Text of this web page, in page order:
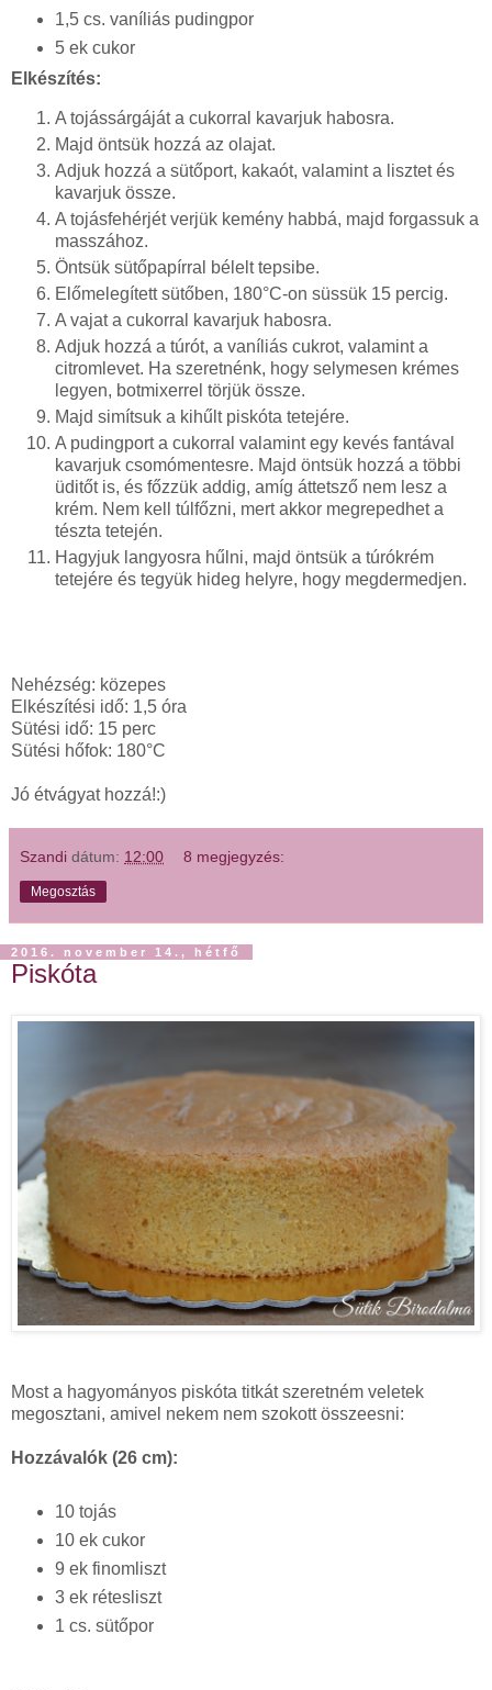
1,5 cs. vaníliás pudingpor
5 ek cukor
Elkészítés:
A tojássárgáját a cukorral kavarjuk habosra.
Majd öntsük hozzá az olajat.
Adjuk hozzá a sütőport, kakaót, valamint a lisztet és
kavarjuk össze.
A tojásfehérjét verjük kemény habbá, majd forgassuk a
masszához.
Öntsük sütőpapírral bélelt tepsibe.
Előmelegített sütőben, 180°C-on süssük 15 percig.
A vajat a cukorral kavarjuk habosra.
Adjuk hozzá a túrót, a vaníliás cukrot, valamint a
citromlevet. Ha szeretnénk, hogy selymesen krémes
legyen, botmixerrel törjük össze.
Majd simítsuk a kihűlt piskóta tetejére.
A pudingport a cukorral valamint egy kevés fantával
kavarjuk csomómentesre. Majd öntsük hozzá a többi
üditőt is, és főzzük addig, amíg áttetsző nem lesz a
krém. Nem kell túlfőzni, mert akkor megrepedhet a
tészta tetején.
Hagyjuk langyosra hűlni, majd öntsük a túrókrém
tetejére és tegyük hideg helyre, hogy megdermedjen.
Nehézség: közepes
Elkészítési idő: 1,5 óra
Sütési idő: 15 perc
Sütési hőfok: 180°C
Jó étvágyat hozzá!:)
Szandi dátum: 12:00 8 megjegyzés:
Megosztás
2016. november 14., hétfő
Piskóta
Most a hagyományos piskóta titkát szeretném veletek
megosztani, amivel nekem nem szokott összeesni:
Hozzávalók (26 cm):
10 tojás
10 ek cukor
9 ek finomliszt
3 ek rétesliszt
1 cs. sütőpor